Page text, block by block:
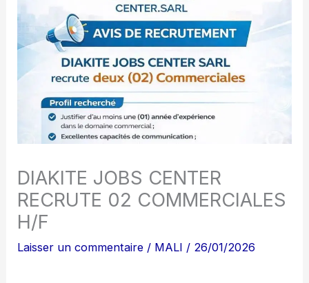
DIAKITE JOBS CENTER
RECRUTE 02 COMMERCIALES
H/F
Laisser un commentaire / MALI / 26/01/2026